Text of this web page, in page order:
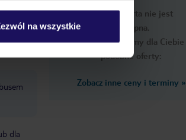
na wszystkie
dla
Ups, ta oferta nie jest
dostępna.
Przygotowaliśmy dla Ciebie
podobne oferty:
Zobacz inne ceny i terminy »